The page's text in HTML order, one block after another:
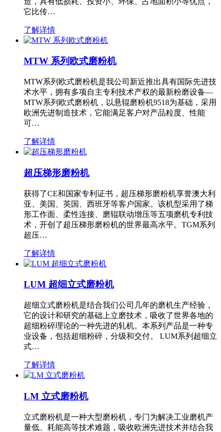
它比传…
了解详情
MTW 系列欧式磨粉机
MTW系列欧式磨粉机是我公司新近推出具有国际先进技
术水平，拥有多项自主专利技术产权的最新粉磨设备—
MTW系列欧式磨粉机，以悬辊磨粉机9518为基础，采用
欧洲先进制造技术，它能满足客户对产品粒度、性能
可…
了解详情
超压梯形磨粉机
获得了CE和国家专利证书，超压梯形磨粉机享誉澳大利
亚、美国、英国、西班牙等客户国家。该机型采用了梯
形工作面、柔性连接、磨辊联动增压等五项磨机专利技
术，开创了超压梯形磨粉机的世界最高水平。TGM系列
超压…
了解详情
LUM 超细立式磨粉机
超细立式磨粉机是结合我们公司几年的磨机生产经验，
它的设计和研究的基础上立磨技术，吸收了世界各地的
超细粉碎理论的一种先进的轧机。本系列产品是一种专
业设备，包括超细粉碎，分级和交付。 LUM系列超细立
式…
了解详情
LM 立式磨粉机
立式磨粉机是一种大型磨粉机，专门为解决工业磨机产
量低、耗能高等技术难题，吸收欧洲先进技术并结合我